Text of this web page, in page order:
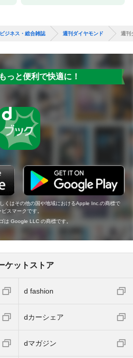
ビジネス・総合雑誌 週刊ダイヤモンド 週刊
っと便利で快適に！
くはその他の国や地域におけるApple Inc.の商標で
スマークです。
Google LLC の商標です。
ケットストア
d fashion
dカーシェア
dマガジン